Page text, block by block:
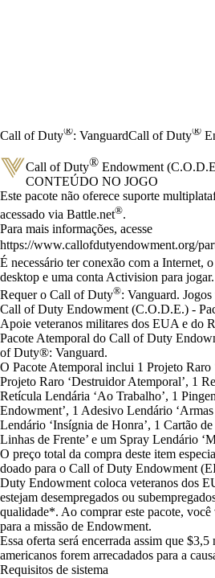
Call of Duty®: VanguardCall of Duty®
Call of Duty® Endowment
CONTEÚDO NO JOGO
Preço
Available actions
Este pacote não oferece suporte
acessado via Battle.net®.
Para mais informações, acesse
https://www.callofdutyendowment.org/
É necessário ter conexão com a Internet,
desktop e uma conta Activision para jogar.
Requer o Call of Duty®: Vanguard.
Call of Duty Endowment (C.O.D.E.) -
Apoie veteranos militares dos EUA e do
Pacote Atemporal do Call of Duty
of Duty®: Vanguard.
O Pacote Atemporal inclui 1 Projeto Raro
Projeto Raro ‘Destruidor Atemporal’, 1
Retícula Lendária ‘Ao Trabalho’, 1
Endowment’, 1 Adesivo Lendário
Lendário ‘Insígnia de Honra’, 1 Cartão
Linhas de Frente’ e um Spray Lendário
O preço total da compra deste item
doado para o Call of Duty Endowment
Duty Endowment coloca veteranos dos
estejam desempregados ou
qualidade*. Ao comprar este pacote,
para a missão de Endowment.
Essa oferta será encerrada assim que
americanos forem arrecadados para a
Requisitos de sistema